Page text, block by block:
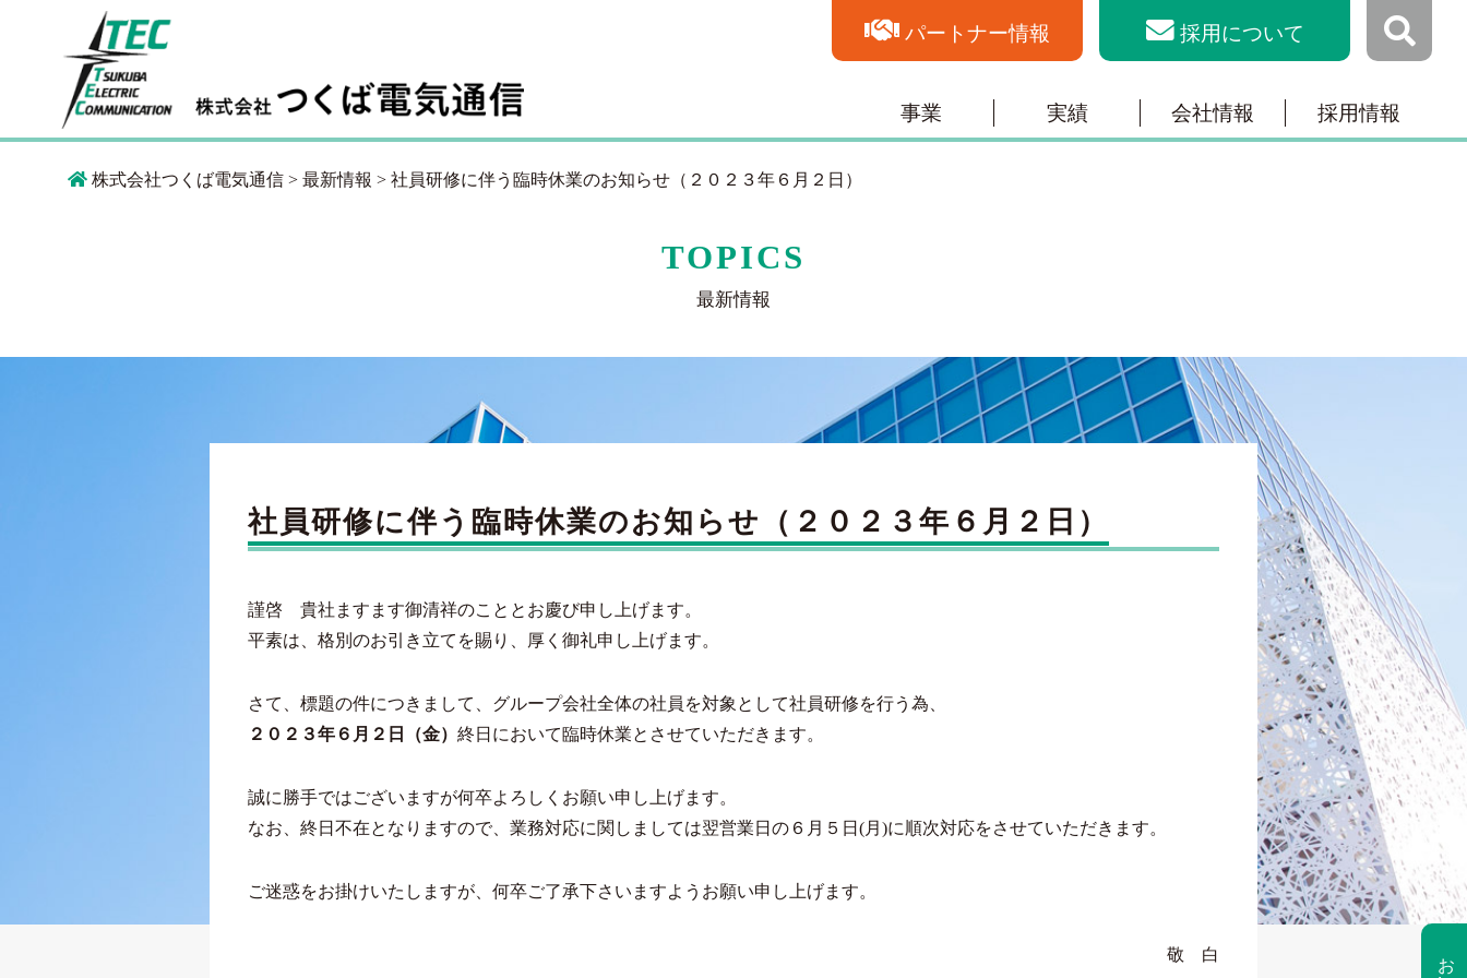
パートナー情報 採用について
事業 実績 会社情報 採用情報
株式会社つくば電気通信 > 最新情報 > 社員研修に伴う臨時休業のお知らせ（２０２３年６月２日）
TOPICS
最新情報
社員研修に伴う臨時休業のお知らせ（２０２３年６月２日）
謹啓 貴社ますます御清祥のこととお慶び申し上げます。
平素は、格別のお引き立てを賜り、厚く御礼申し上げます。
さて、標題の件につきまして、グループ会社全体の社員を対象として社員研修を行う為、
２０２３年６月２日（金） 終日において臨時休業とさせていただきます。
誠に勝手ではございますが何卒よろしくお願い申し上げます。
なお、終日不在となりますので、業務対応に関しましては翌営業日の６月５日(月)に順次対応をさせていただきます。
ご迷惑をお掛けいたしますが、何卒ご了承下さいますようお願い申し上げます。
敬 白